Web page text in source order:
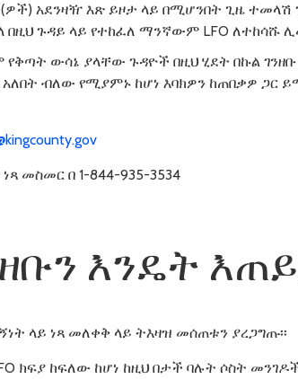
አደንዛዥ እጽ ይዞታ ላይ በሚሆንበት ጊዜ ተመላሽ
ጉዳይ ላይ የተከፈለ ማንኛውም LFO ለተከሳሹ
ውሳኔ ያላቸው ጉዳዮች በዚህ ሂደት በኩል
አለበት ብለው የሚያምኑ ከሆነ እባክዎን ከጠበቃዎ ጋር
መስመር በ 1-844-935-3534
እንዴት
ላይ ነጻ መለቀቅ ላይ ትእዛዝ መሰጠቱን ያረጋግጡ፡፡
ክፍያ ከፍለው ከሆነ ከዚህ በታች ባሉት ሶስት